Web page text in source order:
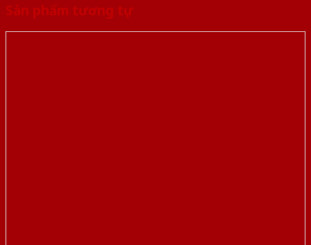
Sản phẩm tương tự